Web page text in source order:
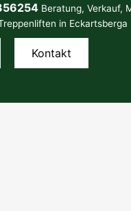
Beratung, Verkauf,
in Eckartsberga
Kontakt